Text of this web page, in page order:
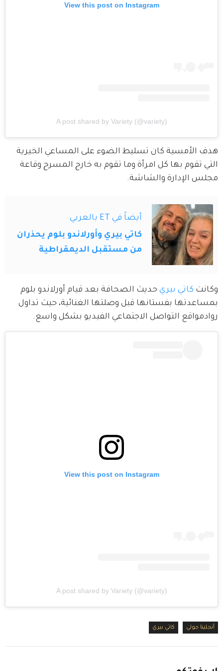
View this post on Instagram
A post shared by Variety (@variety)
هدف الأمسية كان تسليط الضوء على المساعي الخيرية
التي تقوم بها كل امرأة وما تقوم به خارج المسرح وقاعة
مجلس الإدارة والشاشة.
أيضاً في ET بالعربي
كاتي بيري وأورلاندو بلوم يحذران
من مستقبل الديمقراطية
وكانت كاتي بيري حديث الصحافة بعد قيام أورلاندو بلوم
بمساعدتها بفستانها قبل وصلتها الغنائية، حيث تداول
روادمواقع التواصل الاجتماعي الفيديو بشكل واسع.
View this post on Instagram
A post shared by Variety (@variety)
أنجلينا جولي كاتي بيري